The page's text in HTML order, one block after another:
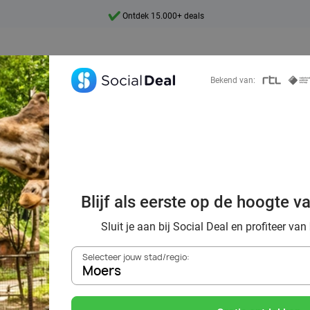
Ontdek 15.000+ deals
bij Social Deal?
Bekend van:
Blijf als eerste op de hoogte
Sluit je aan bij Social Deal en profiteer
Selecteer jouw stad/regio:
Moers